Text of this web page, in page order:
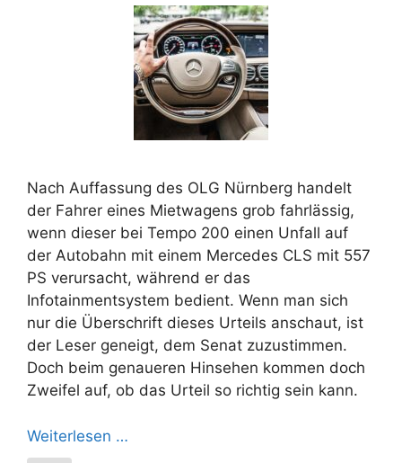
Nach Auffassung des OLG Nürnberg handelt
der Fahrer eines Mietwagens grob fahrlässig,
wenn dieser bei Tempo 200 einen Unfall auf
der Autobahn mit einem Mercedes CLS mit 557
PS verursacht, während er das
Infotainmentsystem bedient. Wenn man sich
nur die Überschrift dieses Urteils anschaut, ist
der Leser geneigt, dem Senat zuzustimmen.
Doch beim genaueren Hinsehen kommen doch
Zweifel auf, ob das Urteil so richtig sein kann.
Weiterlesen …